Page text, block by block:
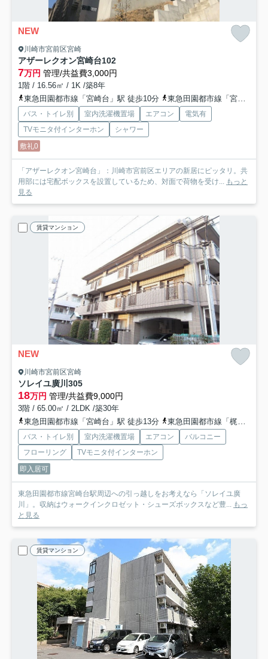
NEW
川崎市宮前区宮崎
アザーレクオン宮崎台102
7万円 管理/共益費3,000円
1階 / 16.56㎡ / 1K /築8年
東急田園都市線「宮崎台」駅 徒歩10分
東急田園都市線「宮前平」駅 徒歩20分
バス・トイレ別 室内洗濯機置場 エアコン
電気有
TVモニタ付インターホン
シャワー
敷礼0
「アザーレクオン宮崎台」：川崎市宮前区エリアの新居にピッタリ。共
用部には宅配ボックスを設置しているため、対面で荷物を受け... もっと
見る
賃貸マンション
NEW
川崎市宮前区宮崎
ソレイユ廣川 305
18万円 管理/共益費9,000円
3階 / 65.00㎡ / 2LDK /築30年
東急田園都市線「宮崎台」駅 徒歩13分
東急田園都市線「梶が谷」駅 徒歩15分
バス・トイレ別 室内洗濯機置場 エアコン
バルコニー
フローリング
TVモニタ付インターホン
即入居可
東急田園都市線宮崎台駅周辺への引っ越しをお考えなら「ソレイユ廣
川」。収納はウォークインクロゼット・シューズボックスなど豊... もっ
と見る
賃貸マンション